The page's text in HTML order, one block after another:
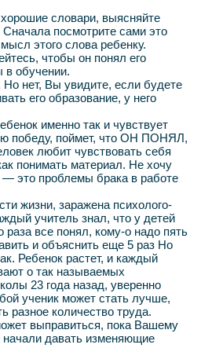
словари, выясняйте
Сначала посмотрите сами это
этого слова ребенку.
чтобы он понял его
в обучении.
нет, Вы увидите, если будете
его образование, у него
именно так и чувствует
победу, поймет, что ОН ПОНЯЛ,
любит чувствовать себя
понимать материал. Не хочу
это проблемы брака в работе
жизни, заражена психолого-
учитель знал, что у детей
раза все понял, кому-о надо пять
и объяснить еще 5 раз Но
Ребенок растет, и каждый
о так называемых
23 года назад, уверенно
ученик может стать лучше,
разное количество труда.
выправиться, пока Вашему
начали давать изменяющие